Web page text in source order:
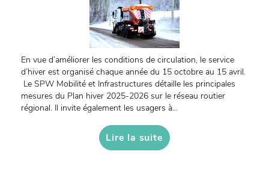
En vue d’améliorer les conditions de circulation, le service
d’hiver est organisé chaque année du 15 octobre au 15 avril.
Le SPW Mobilité et Infrastructures détaille les principales
mesures du Plan hiver 2025-2026 sur le réseau routier
régional. Il invite également les usagers à...
Lire la suite